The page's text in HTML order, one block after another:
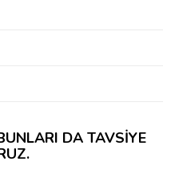
kez
dönemlerde sağlıklı
için düzenli olarak kullanın.
DA TAVSIYE